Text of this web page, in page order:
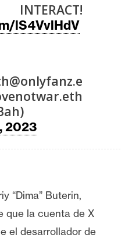
lS4VvlHdV
2023
“Dima” Buterin,
que la cuenta de X
el desarrollador de